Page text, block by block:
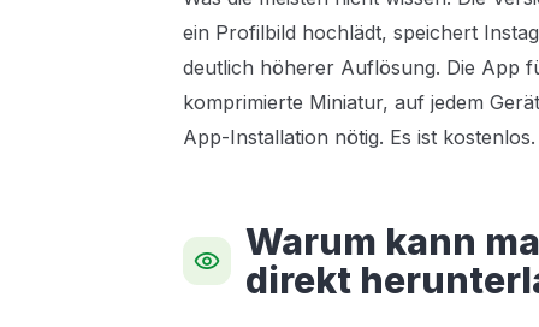
ein Profilbild hochlädt, speichert
deutlich höherer Auflösung. Die App
komprimierte Miniatur, auf jedem
App-Installation nötig. Es ist
Warum kann
direkt